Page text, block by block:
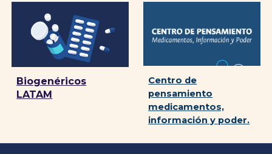
Biogenéricos
LATAM
Centro de
pensamiento
medicamentos,
información y poder.